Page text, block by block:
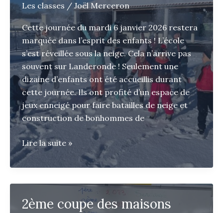
Les classes /Joël Merceron
Cette journée du mardi 6 janvier 2026 restera
marquée dans l’esprit des enfants ! L’école
s’est réveillée sous la neige. Cela n’arrive pas
souvent sur Landeronde ! Seulement une
dizaine d’enfants ont été accueillis durant
cette journée. Ils ont profité d’un espace de
jeux enneigé pour faire batailles de neige et
construction de bonhommes de
L’école
Jeanne
d’Arc
sous
neige
Lire la suite »
2ème coupe des maisons